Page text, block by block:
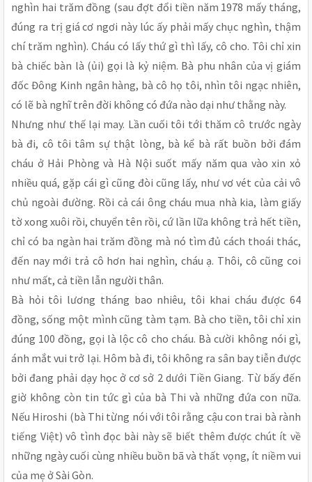
nghìn hai trăm đồng (sau đợt đổi tiền năm 1978 mấy tháng,
đúng ra trị giá cơ ngơi này lúc ấy phải mấy chục nghìn, thậm
chí trăm nghìn). Cháu có lấy thứ gì thì lấy, cô cho. Tôi chỉ xin
bà chiếc bàn là (ủi) gọi là kỷ niệm. Bà phu nhân của vị giám
đốc Đông Kinh ngân hàng, bà cô họ tôi, nhìn tôi ngạc nhiên,
có lẽ bà nghĩ trên đời không có đứa nào dại như thằng này.
Nhưng như thế lại may. Lần cuối tôi tới thăm cô trước ngày
bà đi, cô tôi tâm sự thật lòng, bà kể bà rất buồn bởi đám
cháu ở Hải Phòng và Hà Nội suốt mấy năm qua vào xin xỏ
nhiều quá, gặp cái gì cũng đòi cũng lấy, như vơ vét của cải vô
chủ ngoài đường. Rồi cả cái ông cháu mua nhà kia, làm giấy
tờ xong xuôi rồi, chuyển tên rồi, cứ lần lữa không trả hết tiền,
chỉ có ba ngàn hai trăm đồng mà nó tìm đủ cách thoái thác,
đến nay mới trả cô hơn hai nghìn, cháu ạ. Thôi, cô cũng coi
như mất, cả tiền lẫn người thân.
Bà hỏi tôi lương tháng bao nhiêu, tôi khai cháu được 64
đồng, sống một mình cũng tàm tạm. Bà cho tiền, tôi chỉ xin
đúng 100 đồng, gọi là lộc cô cho cháu. Bà cười không nói gì,
ánh mắt vui trở lại. Hôm bà đi, tôi không ra sân bay tiễn được
bởi đang phải dạy học ở cơ sở 2 dưới Tiền Giang. Từ bấy đến
giờ không còn tin tức gì của bà Thi và những đứa con nữa.
Nếu Hiroshi (bà Thi từng nói với tôi rằng cậu con trai bà rành
tiếng Việt) vô tình đọc bài này sẽ biết thêm được chút ít về
những ngày cuối cùng nhiều buồn bã và thất vọng, ít niềm vui
của mẹ ở Sài Gòn.